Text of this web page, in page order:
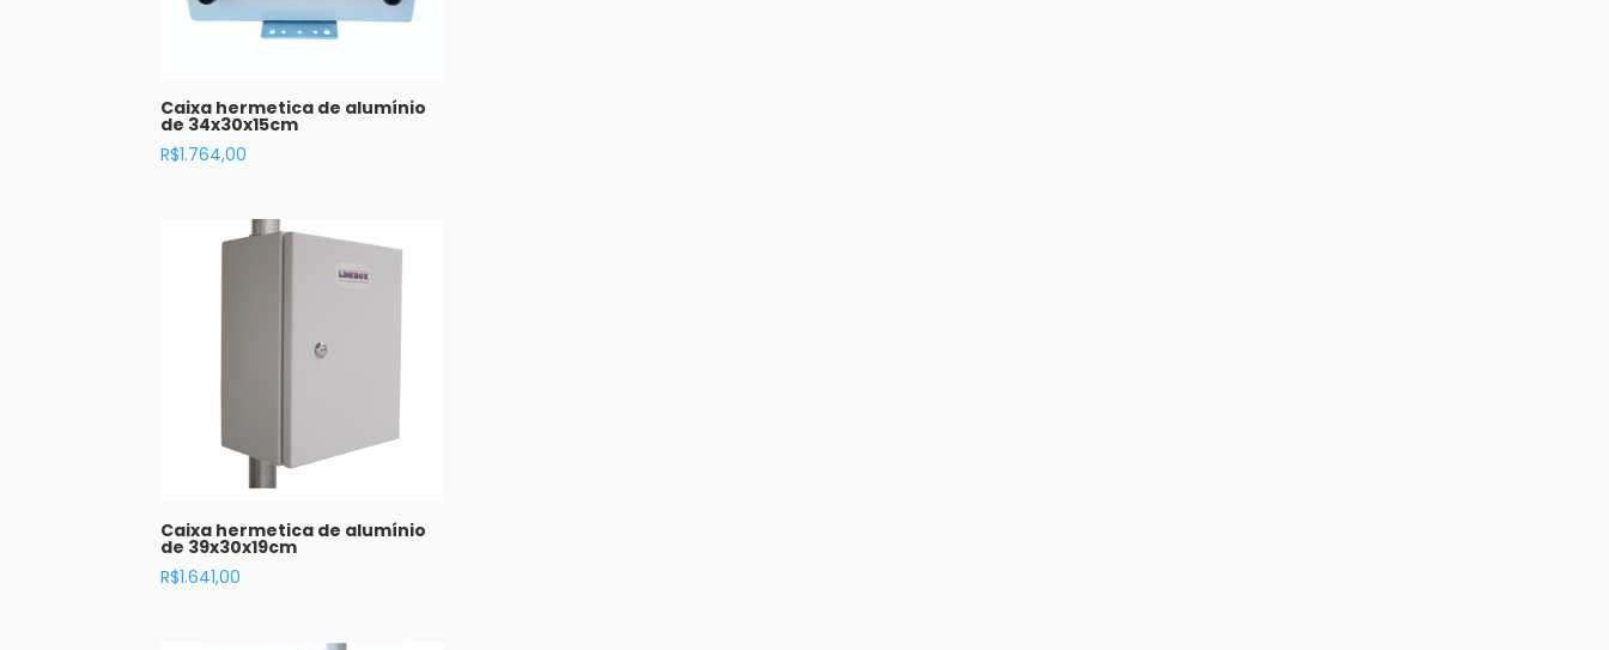
Caixa hermetica de alumínio
de 34x30x15cm
R$1.764,00
Caixa hermetica de alumínio
de 39x30x19cm
R$1.641,00